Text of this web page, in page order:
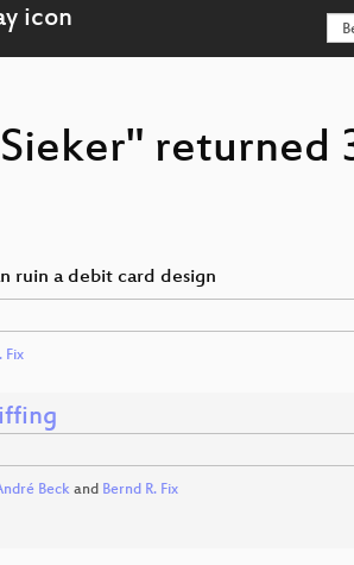
returned
ruin a debit card design
Fix
Beck and Bernd R. Fix